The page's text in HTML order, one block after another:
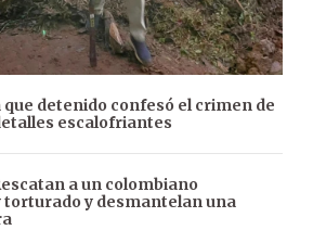
detenido confesó el crimen de
escalofriantes
a un colombiano
torturado y desmantelan una